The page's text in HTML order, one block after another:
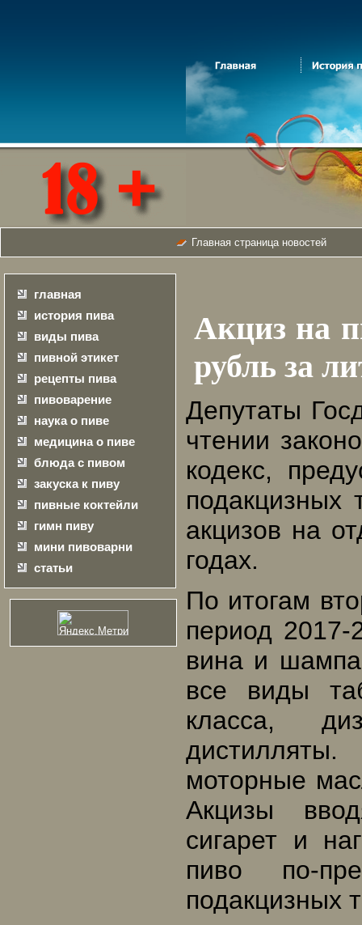
Главная страница новостей
главная
история пива
виды пива
пивной этикет
рецепты пива
пивоварение
наука о пиве
медицина о пиве
блюда с пивом
закуска к пиву
пивные коктейли
гимн пиву
мини пивоварни
статьи
Акциз на
рубль за
Депутаты
чтении
кодекс,
подакцизных
акцизов на
годах.
По итогам
период 2017-
вина и
все виды
класса,
моторные
Акцизы
сигарет и
пиво по-
подакцизных